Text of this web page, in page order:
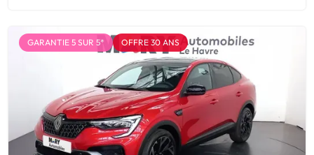
GARANTIE 5 SUR 5* OFFRE 30 ANS